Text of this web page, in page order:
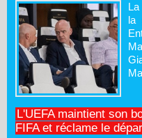
la
L'UEFA maintient son
FIFA et réclame le